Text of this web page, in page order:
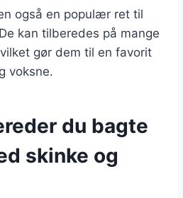
også en populær ret til
kan tilberedes på mange
gør dem til en favorit
voksne.
du bagte
skinke og